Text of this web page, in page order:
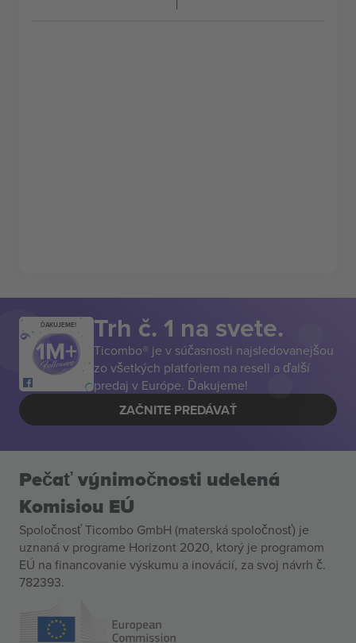
ĎAKUJEME! Trh č. 1 na svete.
Ticombo® je v súčasnosti najsledovanejšou
zo všetkých platforiem na resell a ďalší
predaj v Európe. Ďakujeme!
ZAČNITE PREDÁVAŤ
Pečať výnimočnosti udelená
Komisiou EÚ
Spoločnosť Ticombo GmbH (materská spoločnosť) je
uznaná v programe Horizont 2020, ktorý je programom
EÚ na financovanie výskumu a inovácií, za svoj návrh č.
782393.